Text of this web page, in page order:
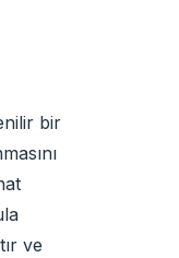
bir
ve